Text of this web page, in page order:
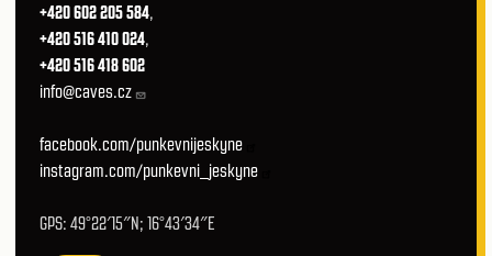
+420 602 205 584,
+420 516 410 024,
+420 516 418 602
info@caves.cz
facebook.com/punkevnijeskyne
instagram.com/punkevni_jeskyne
GPS: 49°22′15″N; 16°43′34″E